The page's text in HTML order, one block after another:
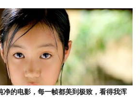
净的电影，每一帧都美到极致，看得我浑